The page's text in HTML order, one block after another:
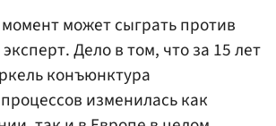
может сыграть против
Дело в том, что за 15 лет
конъюнктура
изменилась как